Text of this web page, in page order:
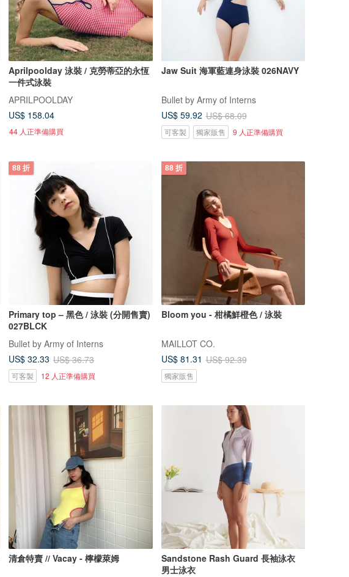
Aprilpoolday 泳裝 / 克勞蒂亞的永恆
一件式泳裝
APRILPOOLDAY
US$ 158.04
44 人正準備購買
Jaw Suit 海軍藍連身泳裝 026NAVY
Bullet by Army of Interns
US$ 59.92 US$ 68.09
可客製 獨家販售 9 人正準備購買
88 折
Primary top – 黑色 / 泳裝 (分開售賣)
027BLCK
Bullet by Army of Interns
US$ 32.33 US$ 36.73
可客製 12 人正準備購買
88 折
Bloom you - 柑橘鮮橙色 / 泳裝
MAILLOT CO.
US$ 81.31 US$ 92.39
獨家販售
清倉特賣 // Vacay - 檸檬萊姆
Sandstone Rash Guard 長袖泳衣
男士泳衣